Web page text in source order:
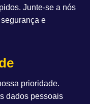
Junte-se a nós
e
prioridade.
dados pessoais